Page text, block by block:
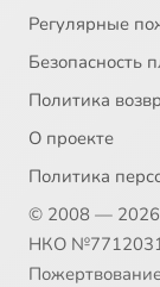
Регулярные
Безопасность
Политика
О проекте
Политика
© 2008 — 2026
НКО